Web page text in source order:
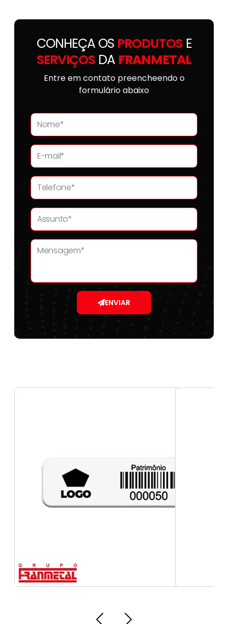
CONHEÇA OS PRODUTOSE
SERVIÇOS DA FRANMETAL
Entre em contato preencheendo o
formulário abaixo
ENVIAR
Placa de produtos químicos para caminhão